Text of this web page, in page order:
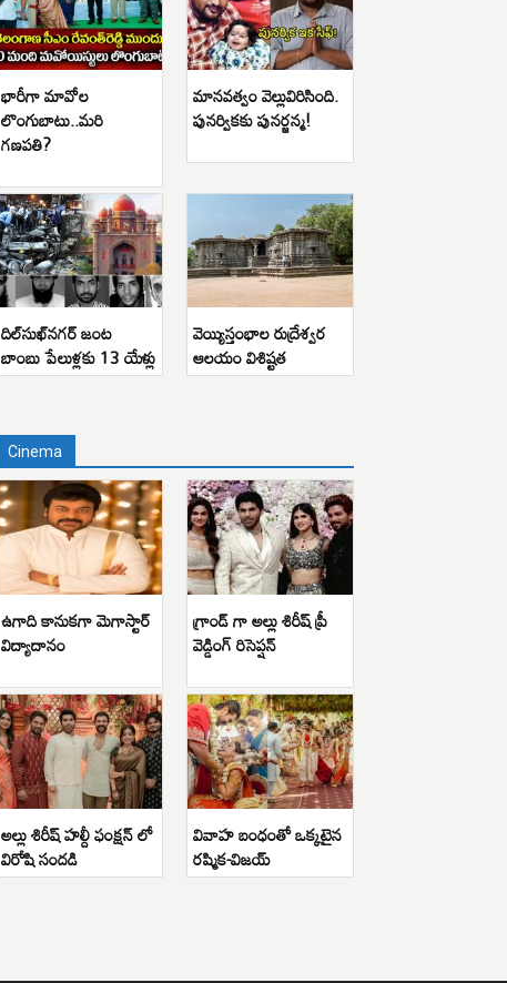
భారీగా మావోల
లొంగుబాటు..మరి
గణపతి?
మానవత్వం వెల్లువిరిసింది.
పునర్వికకు పునర్జన్మ!
దిల్‌సుఖ్‌నగర్ జంట
బాంబు పేలుళ్లకు 13 యేళ్లు
వెయ్యిస్తంభాల రుద్రేశ్వర
ఆలయం విశిష్టత
Cinema
ఉగాది కానుకగా మెగాస్టార్
విద్యాదానం
గ్రాండ్ గా అల్లు శిరీష్ ప్రీ
వెడ్డింగ్ రిసెప్షన్
అల్లు శిరీష్ హల్దీ ఫంక్షన్ లో
విరోషి సందడి
వివాహ బంధంతో ఒక్కటైన
రష్మిక-విజయ్